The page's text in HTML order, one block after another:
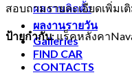
ผลงานติดตั้ง
ผลงานรายวัน
Galleries
FIND CAR
CONTACTS
สอบถามรายละเอียดเพิ่มเ
ป้ายกำกับ: แร็คหลังคา